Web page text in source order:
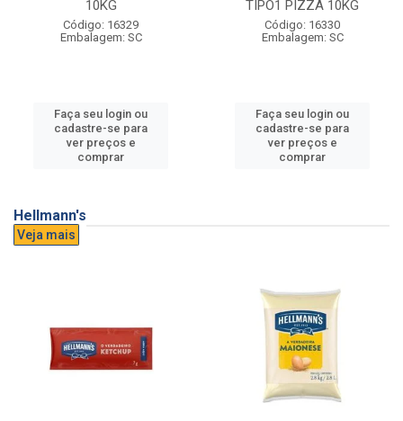
10KG
Código: 16329
Embalagem: SC
Faça seu login ou
cadastre-se para
ver preços e
comprar
TIPO1 PIZZA 10KG
Código: 16330
Embalagem: SC
Faça seu login ou
cadastre-se para
ver preços e
comprar
Hellmann's
Veja mais